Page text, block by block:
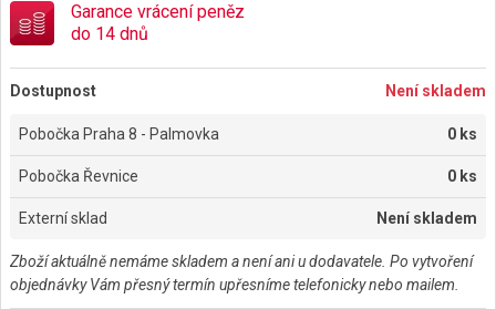
Garance vrácení peněz
do 14 dnů
Dostupnost Není skladem
Pobočka Praha 8 - Palmovka 0 ks
Pobočka Řevnice 0 ks
Externí sklad Není skladem
Zboží aktuálně nemáme skladem a není ani u dodavatele. Po vytvoření
objednávky Vám přesný termín upřesníme telefonicky nebo mailem.